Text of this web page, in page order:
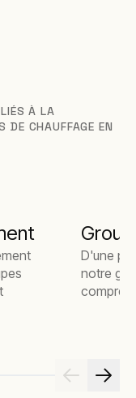
À LA
DE CHAUFFAGE EN
D'une
notre